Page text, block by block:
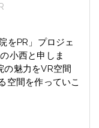
をPR」プロジェ
小西と申しま
の魅力をVR空間
空間を作っていこ